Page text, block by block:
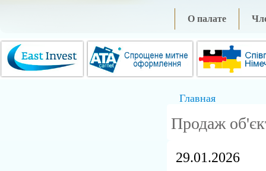
О палате
Главная
Продаж
29.01.2026